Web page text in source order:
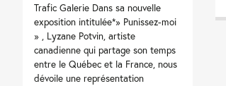
Trafic Galerie Dans sa nouvelle
exposition intitulée*» Punissez-moi
» , Lyzane Potvin, artiste
canadienne qui partage son temps
entre le Québec et la France, nous
dévoile une représentation